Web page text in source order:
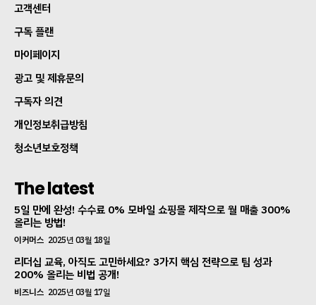
고객센터
구독 플랜
마이페이지
광고 및 제휴문의
구독자 의견
개인정보취급방침
청소년보호정책
The latest
5일 만에 완성! 수수료 0% 모바일 쇼핑몰 제작으로 월 매출 300%
올리는 방법!
이커머스 2025년 03월 18일
리더십 교육, 아직도 고민하세요? 3가지 핵심 전략으로 팀 성과
200% 올리는 비법 공개!
비즈니스 2025년 03월 17일